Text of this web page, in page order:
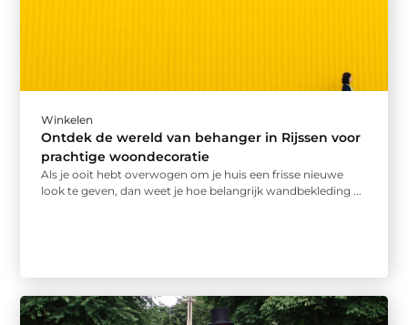
Winkelen
Ontdek de wereld van behanger in Rijssen voor
prachtige woondecoratie
Als je ooit hebt overwogen om je huis een frisse nieuwe
look te geven, dan weet je hoe belangrijk wandbekleding ...